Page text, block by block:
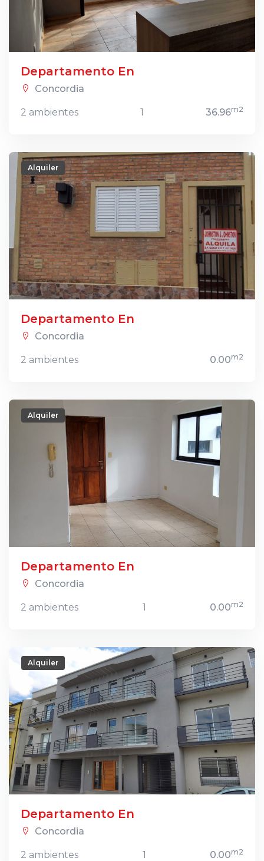
Departamento En
Concordia
2 ambientes 1 36.96m2
Alquiler
Departamento En
Concordia
2 ambientes 0.00m2
Alquiler
Departamento En
Concordia
2 ambientes 1 0.00m2
Alquiler
Departamento En
Concordia
2 ambientes 1 0.00m2